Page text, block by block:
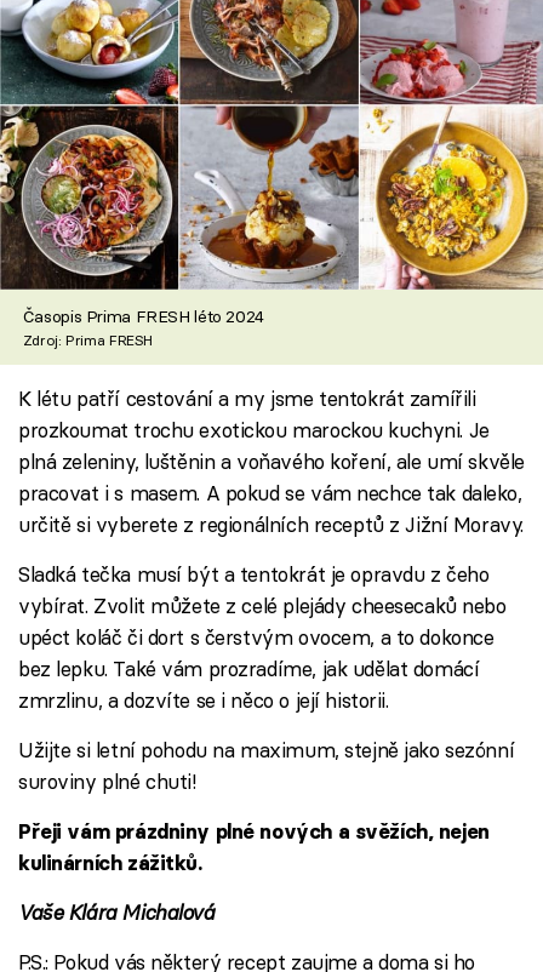
Časopis Prima FRESH léto 2024
Zdroj: Prima FRESH
K létu patří cestování a my jsme tentokrát zamířili
prozkoumat trochu exotickou marockou kuchyni. Je
plná zeleniny, luštěnin a voňavého koření, ale umí skvěle
pracovat i s masem. A pokud se vám nechce tak daleko,
určitě si vyberete z regionálních receptů z Jižní Moravy.
Sladká tečka musí být a tentokrát je opravdu z čeho
vybírat. Zvolit můžete z celé plejády cheesecaků nebo
upéct koláč či dort s čerstvým ovocem, a to dokonce
bez lepku. Také vám prozradíme, jak udělat domácí
zmrzlinu, a dozvíte se i něco o její historii.
Užijte si letní pohodu na maximum, stejně jako sezónní
suroviny plné chuti!
Přeji vám prázdniny plné nových a svěžích, nejen
kulinárních zážitků.
Vaše Klára Michalová
P.S.: Pokud vás některý recept zaujme a doma si ho